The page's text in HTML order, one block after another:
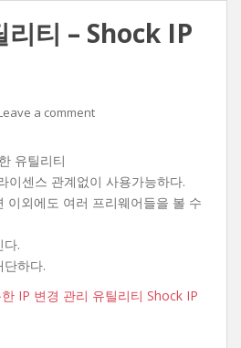
리티 – Shock IP
a comment
유틸리티
이센스 관계없이 사용가능하다.
이외에도 여러 프리웨어들을 볼 수
다.
하다.
IP 변경 관리 유틸리티 Shock IP